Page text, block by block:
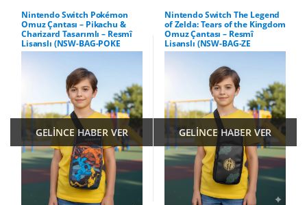
Nintendo Switch Pokémon
Omuz Çantası – Pikachu &
Charizard Tasarımlı – Resmî
Lisanslı (NSW-BAG-POKE
GELİNCE HABER VER
Nintendo Switch The Legend
of Zelda: Tears of the Kingdom
Omuz Çantası – Resmî
Lisanslı (NSW-BAG-ZE
GELİNCE HABER VER